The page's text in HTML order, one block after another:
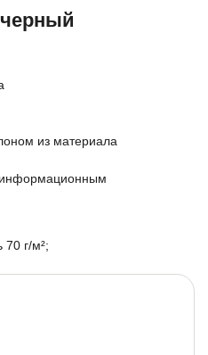
из материала
информационным
70 г/м²;